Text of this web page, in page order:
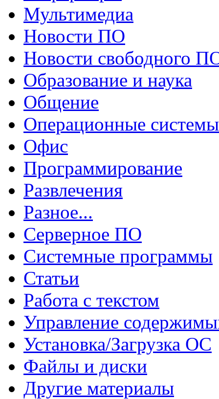
Мультимедиа
Новости ПО
Новости свободного
Образование и наука
Общение
Операционные системы
Офис
Программирование
Развлечения
Разное...
Серверное ПО
Системные программы
Статьи
Работа с текстом
Управление
Установка/Загрузка ОС
Файлы и диски
Другие материалы